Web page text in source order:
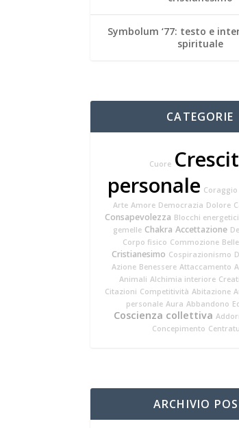
Symbolum ‘77: testo e
spirituale
CATEGORIE
Cuore
personale Coraggio
Arte Amore Democrazia Dolore
Consapevolezza Blocchi energetici
gemelle Chakra Accettazione
Corpo fisico Commozione
Cristianesimo Cospirazionismo
Azione Benessere Attaccamento
Animali Alchimia interiore
Citazioni Competitività Abitazione
personale Aura Abbandono
Coscienza collettiva
Concepimento
ARCHIVIO